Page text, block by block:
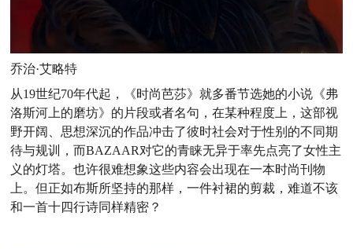
乔治·艾略特
从19世纪70年代起，《时尚芭莎》就多番节选她的小说《弗
洛斯河上的磨坊》的片段或者名句，在某种程度上，这部视
野开阔、思想深沉的作品冲击了彼时社会对于性别的不同期
待与规训，而BAZAAR对它的青睐无异于率先点亮了女性主
义的灯塔。也许很难想象这些内容会出现在一本时尚刊物
上。但正如布斯所坚持的那样，一件衬裙的剪裁，难道不该
和一首十四行诗同样精密 ？